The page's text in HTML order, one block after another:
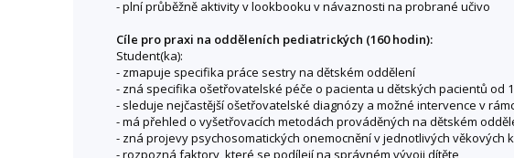
- plní průběžně aktivity v lookbooku v návaznosti na probrané učivo
Cíle pro praxi na odděleních pediatrických (160 hodin):
Student(ka):
- zmapuje specifika práce sestry na dětském oddělení
- zná specifika ošetřovatelské péče o pacienta u dětských pacientů od
- sleduje nejčastější ošetřovatelské diagnózy a možné intervence v
- má přehled o vyšetřovacích metodách prováděných na dětském
- zná projevy psychosomatických onemocnění v jednotlivých věkových
- rozpozná faktory, které se podílejí na správném vývoji dítěte